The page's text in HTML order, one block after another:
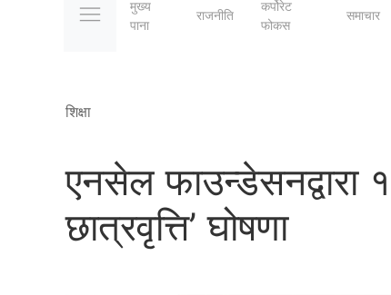
मुख्य
पाना
राजनीति
कर्पोरेट
फोकस
समाचार
शिक्षा
एनसेल फाउन्डेसनद्वारा
छात्रवृत्ति’ घोषणा